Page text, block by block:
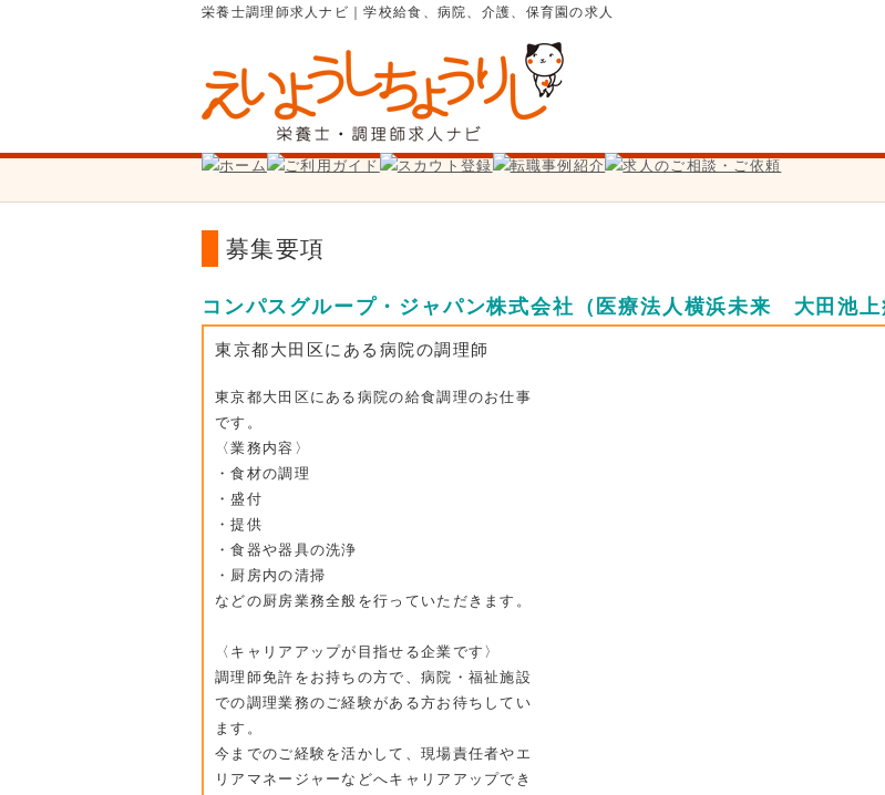
栄養士調理師求人ナビ｜学校給食、病院、介護、保育園の求人
募集要項
コンパスグループ・ジャパン株式会社（医療法人横浜未来 大田池上
東京都大田区にある病院の調理師
東京都大田区にある病院の給食調理のお仕事
です。
〈業務内容〉
・食材の調理
・盛付
・提供
・食器や器具の洗浄
・厨房内の清掃
などの厨房業務全般を行っていただきます。
〈キャリアアップが目指せる企業です〉
調理師免許をお持ちの方で、病院・福祉施設
での調理業務のご経験がある方お待ちしてい
ます。
今までのご経験を活かして、現場責任者やエ
リアマネージャーなどへキャリアアップでき